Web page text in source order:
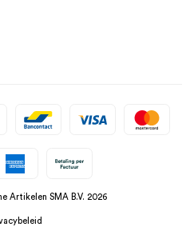
Artikelen SMA B.V. 2026